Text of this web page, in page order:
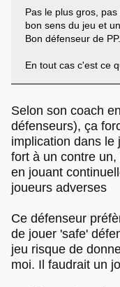
Pas le plus gros,
bon sens du jeu et
Bon défenseur de PP.
En tout cas c'est ce
Selon son coach
défenseurs), ça
implication dans le
fort à un contre
en jouant
joueurs adverses
Ce défenseur
de jouer 'safe'
jeu risque de
moi. Il faudrait un